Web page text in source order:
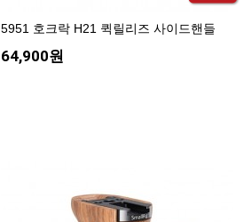
5951 호크락 H21 퀵릴리즈 사이드핸들
64,900원